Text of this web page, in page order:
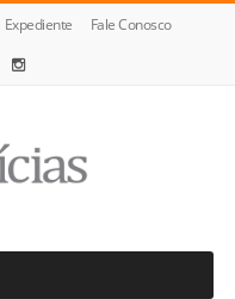
Expediente Fale Conosco